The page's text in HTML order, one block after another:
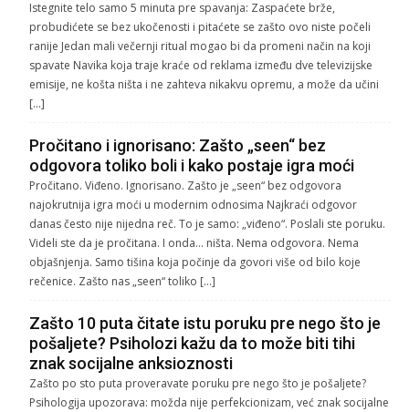
Istegnite telo samo 5 minuta pre spavanja: Zaspaćete brže,
probudićete se bez ukočenosti i pitaćete se zašto ovo niste počeli
ranije Jedan mali večernji ritual mogao bi da promeni način na koji
spavate Navika koja traje kraće od reklama između dve televizijske
emisije, ne košta ništa i ne zahteva nikakvu opremu, a može da učini
[…]
Pročitano i ignorisano: Zašto „seen“ bez
odgovora toliko boli i kako postaje igra moći
Pročitano. Viđeno. Ignorisano. Zašto je „seen“ bez odgovora
najokrutnija igra moći u modernim odnosima Najkraći odgovor
danas često nije nijedna reč. To je samo: „viđeno“. Poslali ste poruku.
Videli ste da je pročitana. I onda… ništa. Nema odgovora. Nema
objašnjenja. Samo tišina koja počinje da govori više od bilo koje
rečenice. Zašto nas „seen“ toliko […]
Zašto 10 puta čitate istu poruku pre nego što je
pošaljete? Psiholozi kažu da to može biti tihi
znak socijalne anksioznosti
Zašto po sto puta proveravate poruku pre nego što je pošaljete?
Psihologija upozorava: možda nije perfekcionizam, već znak socijalne